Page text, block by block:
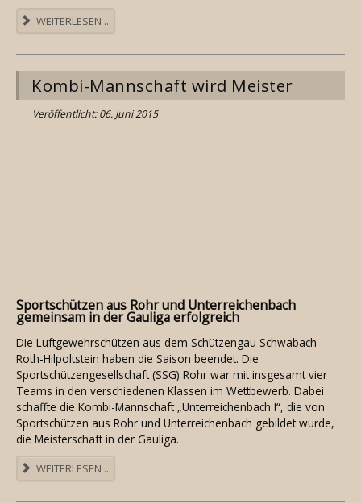
WEITERLESEN ...
Kombi-Mannschaft wird Meister
Veröffentlicht: 06. Juni 2015
Sportschützen aus Rohr und Unterreichenbach
gemeinsam in der Gauliga erfolgreich
Die Luftgewehrschützen aus dem Schützengau Schwabach-
Roth-Hilpoltstein haben die Saison beendet. Die
Sportschützengesellschaft (SSG) Rohr war mit insgesamt vier
Teams in den verschiedenen Klassen im Wettbewerb. Dabei
schaffte die Kombi-Mannschaft „Unterreichenbach I“, die von
Sportschützen aus Rohr und Unterreichenbach gebildet wurde,
die Meisterschaft in der Gauliga.
WEITERLESEN ...